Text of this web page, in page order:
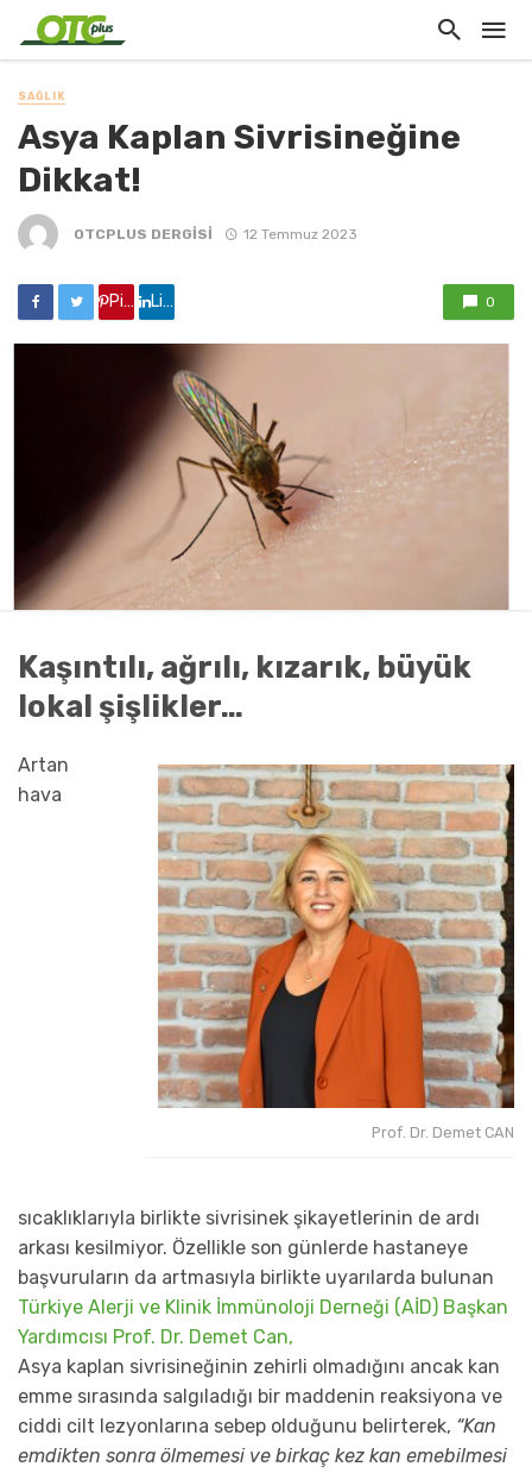
SAĞLIK
Asya Kaplan Sivrisineğine
Dikkat!
OTCPLUS DERGİSİ 12 Temmuz 2023
Pinterest'de paylaş Linkedin'de paylaş 0
Kaşıntılı, ağrılı, kızarık, büyük
lokal şişlikler…
Prof. Dr. Demet CAN
Artan
hava
sıcaklıklarıyla birlikte sivrisinek şikayetlerinin de ardı
arkası kesilmiyor. Özellikle son günlerde hastaneye
başvuruların da artmasıyla birlikte uyarılarda bulunan
Türkiye Alerji ve Klinik İmmünoloji Derneği (AİD) Başkan
Yardımcısı Prof. Dr. Demet Can,
Asya kaplan sivrisineğinin zehirli olmadığını ancak kan
emme sırasında salgıladığı bir maddenin reaksiyona ve
ciddi cilt lezyonlarına sebep olduğunu belirterek, “Kan
emdikten sonra ölmemesi ve birkaç kez kan emebilmesi